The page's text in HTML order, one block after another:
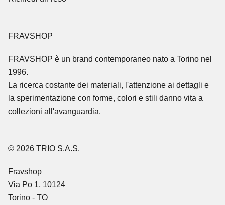
FRAVSHOP
FRAVSHOP è un brand contemporaneo nato a Torino nel
1996.
La ricerca costante dei materiali, l'attenzione ai dettagli e
la sperimentazione con forme, colori e stili danno vita a
collezioni all'avanguardia.
© 2026 TRIO S.A.S.
Fravshop
Via Po 1, 10124
Torino - TO